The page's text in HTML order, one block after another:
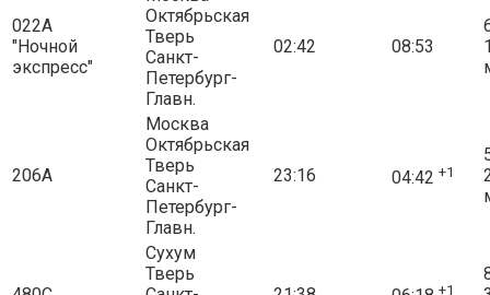
022А
"Ночной
экспресс"
Октябрьская
Тверь
Санкт-
Петербург-
Главн.
02:42 08:53
206А
Москва
Октябрьская
Тверь
Санкт-
Петербург-
Главн.
23:16 04:42 +1
Сухум
Тверь
+1